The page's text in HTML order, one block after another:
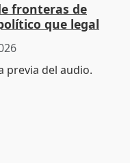
fronteras de
que legal